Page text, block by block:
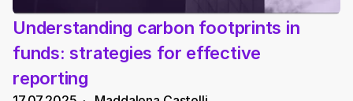
Understanding carbon footprints in
funds: strategies for effective
reporting